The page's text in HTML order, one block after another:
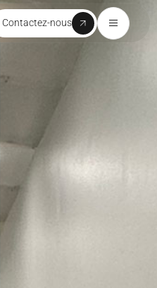
Contactez-nous
précision